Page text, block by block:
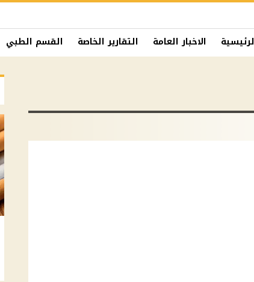
الاخبار العامة التقارير الخاصة القسم الطبي